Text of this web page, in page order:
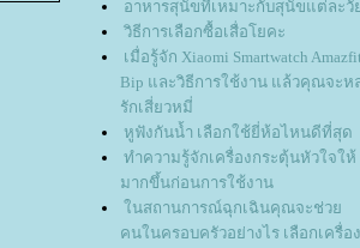
อาหารสุนัขที่เหมาะกับสุนัขแต่ละ
วิธีการเลือกซื้อเสื่อโยคะ
เมื่อรู้จัก Xiaomi Smartwatch Amazfit
Bip และวิธีการใช้งาน แล้วคุณจะห
รักเสี่ยวหมี่
หูฟังกันน้ำ เลือกใช้ยี่ห้อไหนดีที่สุด
ทำความรู้จักเครื่องกระตุ้นหัวใจให้
มากขึ้นก่อนการใช้งาน
นสถานการณ์ฉุกเฉินคุณจะช่ว
คนในครอบครัวอย่างไร เลือกเครื่อง